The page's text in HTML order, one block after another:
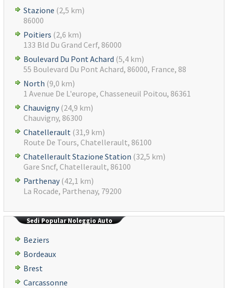
Stazione (2,5 km)
86000
Poitiers (2,6 km)
133 Bld Du Grand Cerf, 86000
Boulevard Du Pont Achard (5,4 km)
55 Boulevard Du Pont Achard, 86000, France, 88
North (9,0 km)
1 Avenue De L'europe, Chasseneuil Poitou, 86361
Chauvigny(24,9 km)
Chauvigny, 86300
Chatellerault (31,9 km)
Route De Tours, Chatellerault, 86100
Chatellerault Stazione Station (32,5 km)
Gare Sncf, Chatellerault, 86100
Parthenay(42,1 km)
La Rocade, Parthenay, 79200
Sedi Popular Noleggio Auto
Beziers
Bordeaux
Brest
Carcassonne